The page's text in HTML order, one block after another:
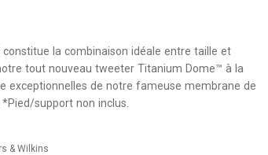
constitue la combinaison idéale entre taille et
tout nouveau tweeter Titanium Dome™ à la
exceptionnelles de notre fameuse membrane de
support non inclus.
& Wilkins